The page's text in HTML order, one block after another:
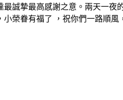
誠摯最高感謝之意。兩天一
榮眷有福了 ，祝你們一路順風